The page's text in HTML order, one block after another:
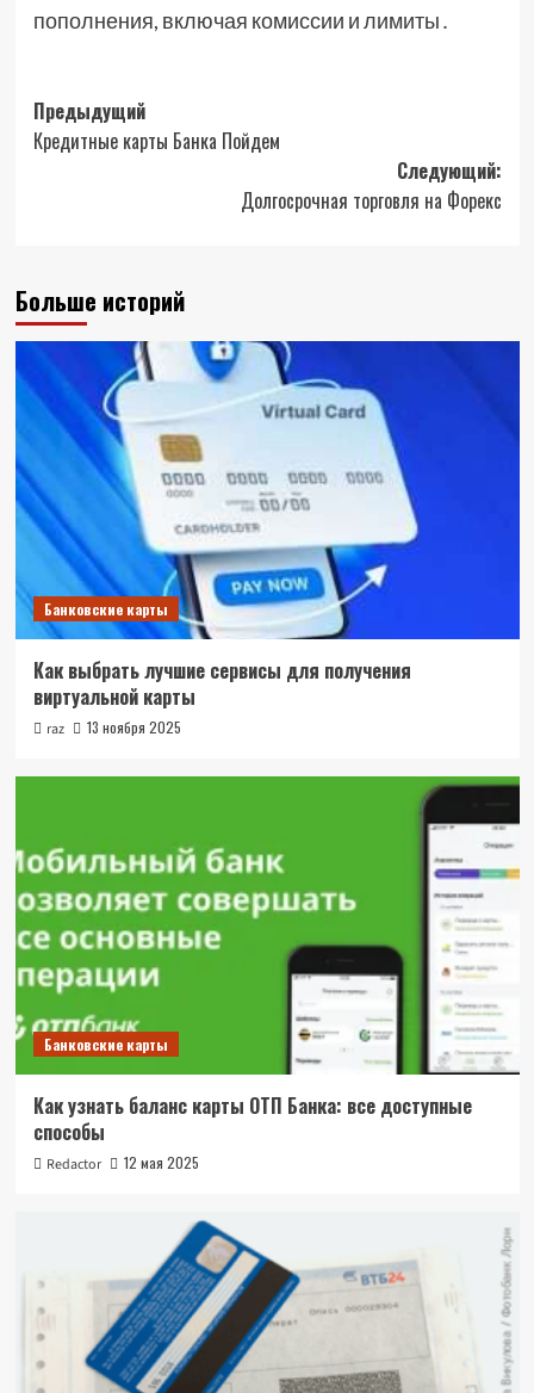
пополнения, включая комиссии и лимиты․
Навигация
записи
Предыдущий
Кредитные карты Банка Пойдем
Следующий:
Долгосрочная торговля на Форекс
Больше историй
Банковские карты
Как выбрать лучшие сервисы для получения
виртуальной карты
raz 13 ноября 2025
Банковские карты
Как узнать баланс карты ОТП Банка: все доступные
способы
Redactor 12 мая 2025